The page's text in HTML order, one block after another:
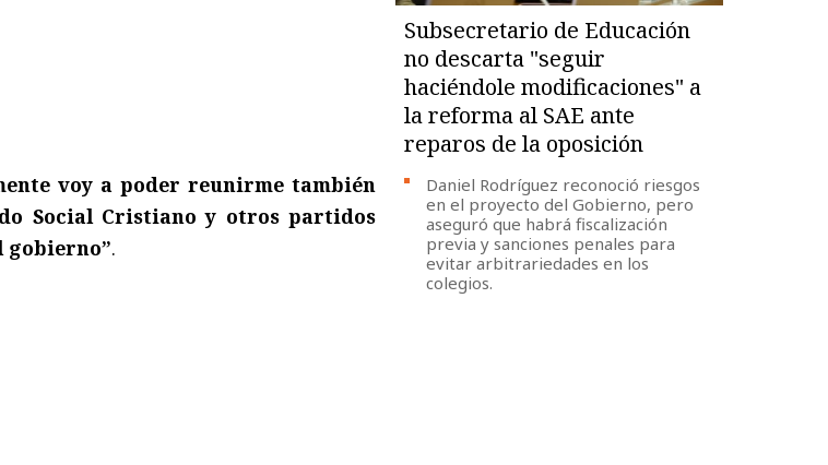
voy a poder reunirme también
Social Cristiano y otros partidos
gobierno”.
Subsecretario de Educación
no descarta "seguir
haciéndole modificaciones" a
la reforma al SAE ante
reparos de la oposición
Daniel Rodríguez reconoció riesgos
en el proyecto del Gobierno, pero
aseguró que habrá fiscalización
previa y sanciones penales para
evitar arbitrariedades en los
colegios.